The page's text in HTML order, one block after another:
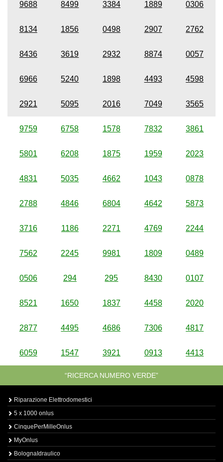
9688 8499 3384 1889 0306
8134 1856 0498 2907 2762
8436 3619 2932 8874 0057
6966 5240 1898 4493 4598
2921 5095 2016 7049 3565
9759 6758 1578 7832 3861
5801 6208 1875 1959 2023
4831 5035 4662 1043 0878
2788 4846 6804 4642 5873
3716 1186 2271 4769 2244
7562 2245 9981 1809 0489
0506 294 295 8430 0107
8521 1650 1837 4458 2020
2877 4495 4686 7306 4817
6059 1547 3921 0913 4413
“RICERCA NUMERO VERDE”
Riparazione Elettrodomestici
5 x 1000 onlus
CinquePerMilleOnlus
MyOnlus
BolognaIdraulico